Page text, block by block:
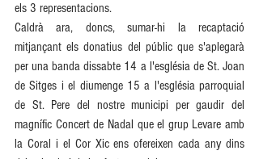
els 3 representacions.
Caldrà ara, doncs, sumar-hi la recaptació
mitjançant els donatius del públic que s'aplegarà
per una banda dissabte 14 a l'església de St. Joan
de Sitges i el diumenge 15 a l'església parroquial
de St. Pere del nostre municipi per gaudir del
magnífic Concert de Nadal que el grup Levare amb
la Coral i el Cor Xic ens ofereixen cada any dins